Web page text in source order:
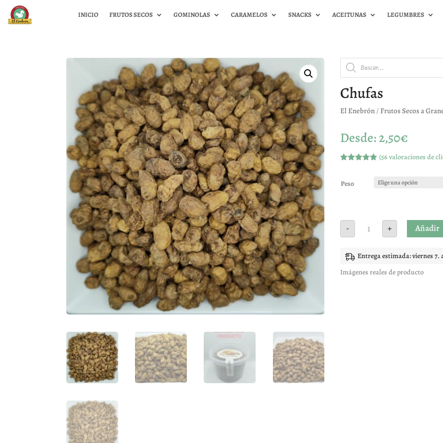
INICIO FRUTOS SECOS GOMINOLAS CARAMELOS SNACKS ACEITUNAS LEGUMBRES
Búsqueda
de
productos
Chufas
El Enebrón / Frutos Secos a
Desde:2,50€
5 en base
a
(56 valoraciones de
Peso
- cantidad + Añadir
Entrega estimada: viernes 7.
Imágenes reales de producto